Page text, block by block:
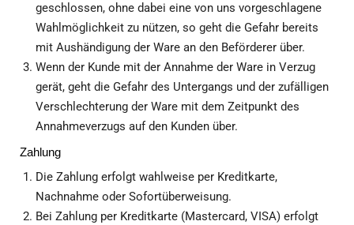
geschlossen, ohne dabei eine von uns vorgeschlagene
Wahlmöglichkeit zu nützen, so geht die Gefahr bereits
mit Aushändigung der Ware an den Beförderer über.
Wenn der Kunde mit der Annahme der Ware in Verzug
gerät, geht die Gefahr des Untergangs und der zufälligen
Verschlechterung der Ware mit dem Zeitpunkt des
Annahmeverzugs auf den Kunden über.
Zahlung
Die Zahlung erfolgt wahlweise per Kreditkarte,
Nachnahme oder Sofortüberweisung.
Bei Zahlung per Kreditkarte (Mastercard, VISA) erfolgt